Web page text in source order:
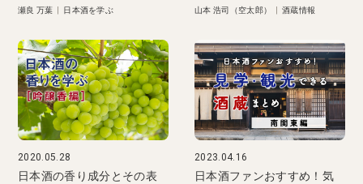
瀬良 万葉 日本酒を学ぶ 山本 浩司（空太郎） 酒蔵情報
2020.05.28
日本酒の香り成分とその表
2023.04.16
日本酒ファンおすすめ！気